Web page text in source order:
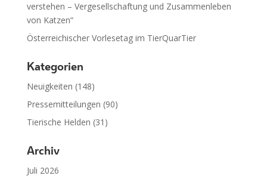
verstehen – Vergesellschaftung und Zusammenleben
von Katzen“
Österreichischer Vorlesetag im TierQuarTier
Kategorien
Neuigkeiten (148)
Pressemitteilungen (90)
Tierische Helden (31)
Archiv
Juli 2026